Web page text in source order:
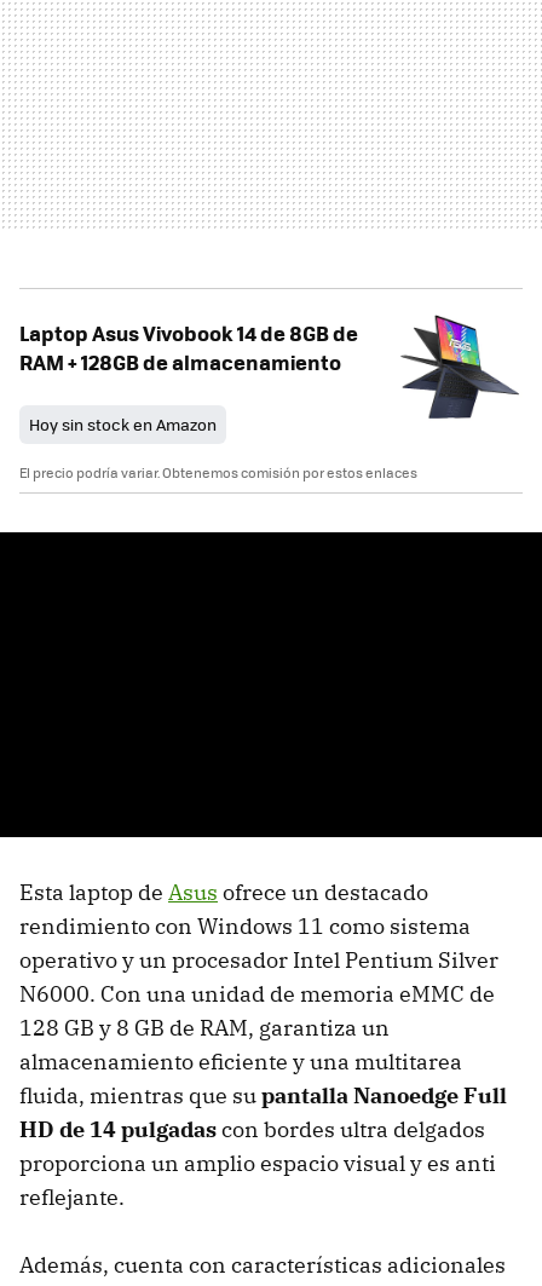
Laptop Asus Vivobook 14 de 8GB de
RAM + 128GB de almacenamiento
Hoy sin stock en Amazon
El precio podría variar. Obtenemos comisión por estos enlaces
Esta laptop de Asus ofrece un destacado
rendimiento con Windows 11 como sistema
operativo y un procesador Intel Pentium Silver
N6000. Con una unidad de memoria eMMC de
128 GB y 8 GB de RAM, garantiza un
almacenamiento eficiente y una multitarea
fluida, mientras que supantalla Nanoedge Full
HD de 14 pulgadascon bordes ultra delgados
proporciona un amplio espacio visual y es anti
reflejante.
Además, cuenta con características adicionales